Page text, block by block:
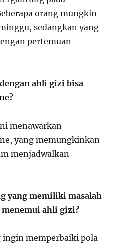
orang mungkin
sedangkan yang
pertemuan
ahli gizi bisa
menawarkan
yang memungkinkan
menjadwalkan
yang memiliki masalah
menemui ahli gizi?
ingin memperbaiki pola